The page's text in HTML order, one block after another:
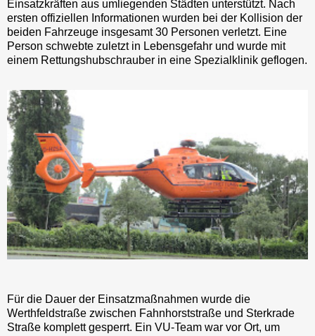
Einsatzkräften aus umliegenden Städten unterstützt. Nach
ersten offiziellen Informationen wurden bei der Kollision der
beiden Fahrzeuge insgesamt 30 Personen verletzt. Eine
Person schwebte zuletzt in Lebensgefahr und wurde mit
einem Rettungshubschrauber in eine Spezialklinik geflogen.
Für die Dauer der Einsatzmaßnahmen wurde die
Werthfeldstraße zwischen Fahnhorststraße und Sterkrade
Straße komplett gesperrt. Ein VU-Team war vor Ort, um